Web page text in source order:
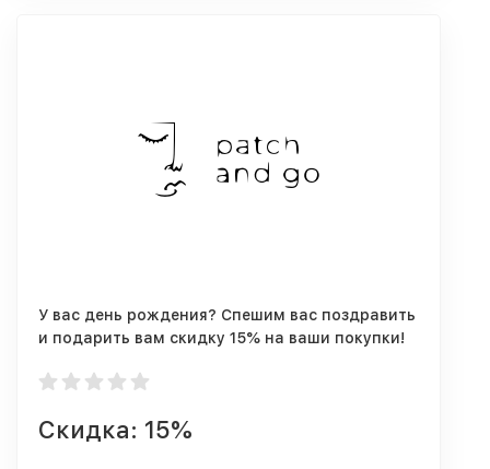
У вас день рождения? Спешим вас поздравить
и подарить вам скидку 15% на ваши покупки!
Скидка: 15%